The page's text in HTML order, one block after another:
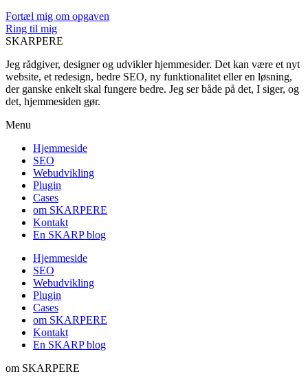
Fortæl mig om opgaven
Ring til mig
SKARPERE
Jeg rådgiver, designer og udvikler hjemmesider. Det kan være et nyt
website, et redesign, bedre SEO, ny funktionalitet eller en løsning,
der ganske enkelt skal fungere bedre. Jeg ser både på det, I siger, og
det, hjemmesiden gør.
Menu
Hjemmeside
SEO
Webudvikling
Plugin
Cases
om SKARPERE
Kontakt
En SKARP blog
Hjemmeside
SEO
Webudvikling
Plugin
Cases
om SKARPERE
Kontakt
En SKARP blog
om SKARPERE